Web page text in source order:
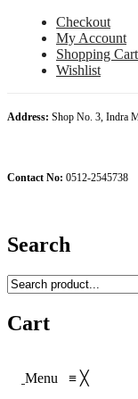
Checkout
My Account
Shopping Cart
Wishlist
Address: Shop No. 3, Indra
Contact No: 0512-2545738
Search
Cart
Menu ≡ ╳